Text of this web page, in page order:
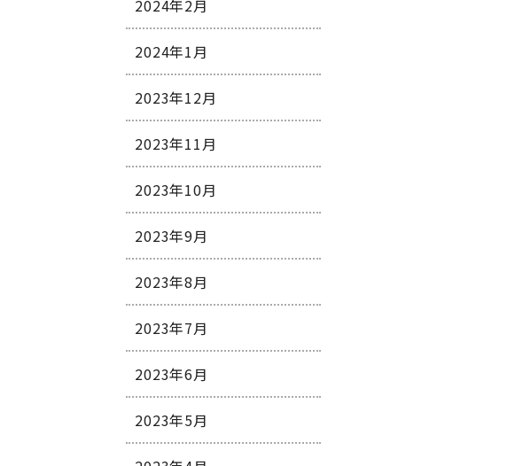
2024年2月
2024年1月
2023年12月
2023年11月
2023年10月
2023年9月
2023年8月
2023年7月
2023年6月
2023年5月